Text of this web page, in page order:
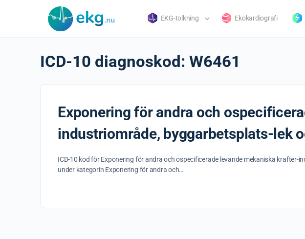
EKG-tolkning Ekokardiografi
ICD-10 diagnoskod: W6461
Exponering för andra och
industriområde, byggarbetsplats-lek
ICD-10 kod för Exponering för andra och ospecificerade levande mekaniska
under kategorin Exponering för andra och…